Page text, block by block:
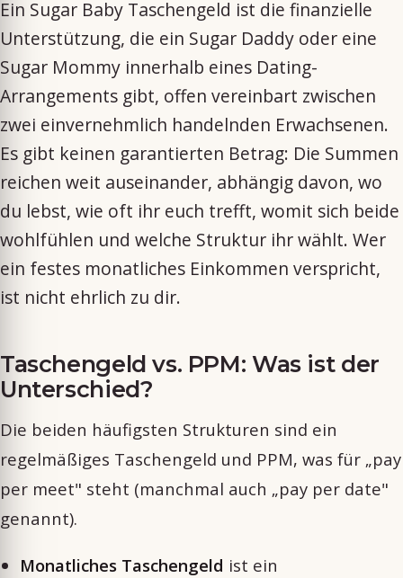
Ein Sugar Baby Taschengeld ist die finanzielle
Unterstützung, die ein Sugar Daddy oder eine
Sugar Mommy innerhalb eines Dating-
Arrangements gibt, offen vereinbart zwischen
zwei einvernehmlich handelnden Erwachsenen.
Es gibt keinen garantierten Betrag: Die Summen
reichen weit auseinander, abhängig davon, wo
du lebst, wie oft ihr euch trefft, womit sich beide
wohlfühlen und welche Struktur ihr wählt. Wer
ein festes monatliches Einkommen verspricht,
ist nicht ehrlich zu dir.
Taschengeld vs. PPM: Was ist der
Unterschied?
Die beiden häufigsten Strukturen sind ein
regelmäßiges Taschengeld und PPM, was für „pay
per meet" steht (manchmal auch „pay per date"
genannt).
Monatliches Taschengeld ist ein